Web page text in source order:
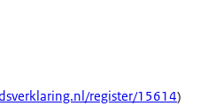
register/15614)